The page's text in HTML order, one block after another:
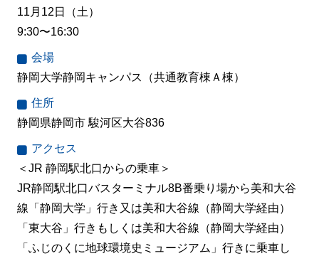
11月12日（土）
9:30〜16:30
会場
静岡大学静岡キャンパス（共通教育棟Ａ棟）
住所
静岡県静岡市 駿河区大谷836
アクセス
＜JR 静岡駅北口からの乗車＞
JR静岡駅北口バスターミナル8B番乗り場から美和大谷
線「静岡大学」行き又は美和大谷線（静岡大学経由）
「東大谷」行きもしくは美和大谷線（静岡大学経由）
「ふじのくに地球環境史ミュージアム」行きに乗車し